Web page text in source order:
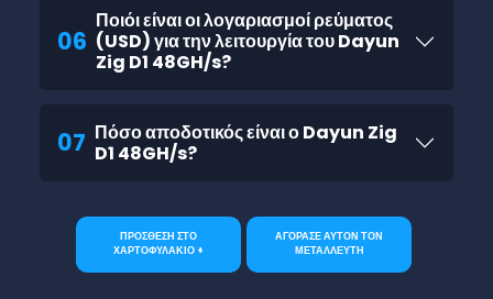
06
Ποιόι είναι οι λογαριασμοί ρεύματος
(USD) για την λειτουργία του Dayun
Zig D1 48GH/s?
07 Πόσο αποδοτικός είναι ο Dayun Zig
D1 48GH/s?
ΠΡΟΣΘΕΣΗ ΣΤΟ
ΧΑΡΤΟΦΥΛΑΚΙΟ +
ΑΓΟΡΑΣΕ ΑΥΤΟΝ ΤΟΝ
ΜΕΤΑΛΛΕΥΤΗ